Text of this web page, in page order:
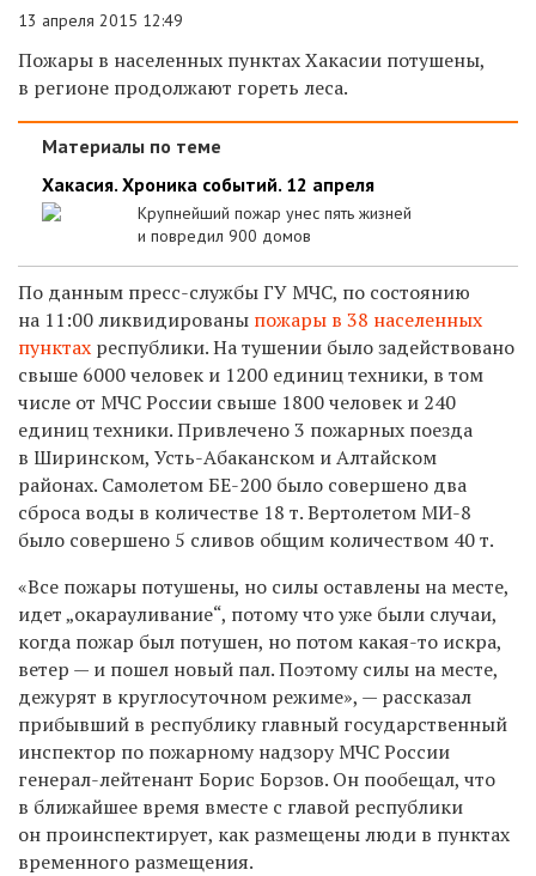
13 апреля 2015 12:49
Пожары в населенных пунктах Хакасии потушены,
в регионе продолжают гореть леса.
Материалы по теме
Хакасия. Хроника событий. 12 апреля
Крупнейший пожар унес пять жизней
и повредил 900 домов
По данным пресс-службы ГУ МЧС, по состоянию
на 11:00 ликвидированы пожары в 38 населенных
пунктах республики. На тушении было задействовано
свыше 6000 человек и 1200 единиц техники, в том
числе от МЧС России свыше 1800 человек и 240
единиц техники. Привлечено 3 пожарных поезда
в Ширинском, Усть-Абаканском и Алтайском
районах. Самолетом БЕ-200 было совершено два
сброса воды в количестве 18 т. Вертолетом МИ-8
было совершено 5 сливов общим количеством 40 т.
«Все пожары потушены, но силы оставлены на месте,
идет „окарауливание“, потому что уже были случаи,
когда пожар был потушен, но потом какая-то искра,
ветер — и пошел новый пал. Поэтому силы на месте,
дежурят в круглосуточном режиме», — рассказал
прибывший в республику главный государственный
инспектор по пожарному надзору МЧС России
генерал-лейтенант Борис Борзов. Он пообещал, что
в ближайшее время вместе с главой республики
он проинспектирует, как размещены люди в пунктах
временного размещения.